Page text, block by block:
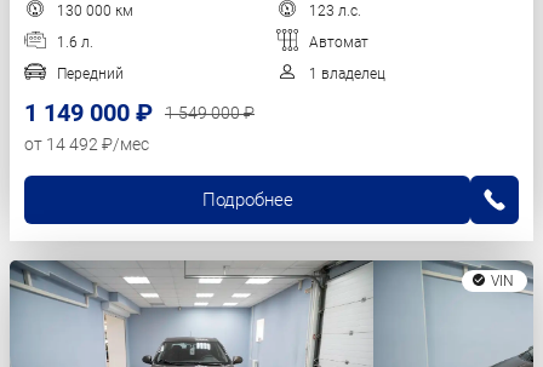
130 000 км
123 л.с.
1.6 л.
Автомат
Передний
1 владелец
1 149 000 ₽
1 549 000 ₽
от 14 492 ₽/мес
Подробнее
VIN